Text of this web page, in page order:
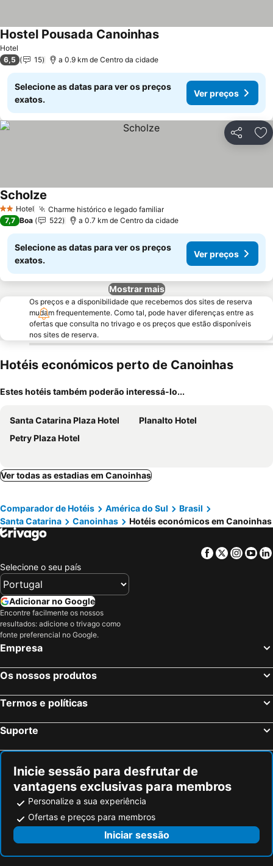
Hotel
Hostel Pousada CanoinhasVer preços
6,5 15 a 0.9 km de Centro da cidade
Selecione as datas para ver os preços
exatos.
Ver preços
Partilhar
2 Estrelas
Hotel Charme histórico e legado familiarVer preços
Scholze
7,7 Boa 522 a 0.7 km de Centro da cidade
Selecione as datas para ver os preços
exatos.
Ver preços
Mostrar mais
Os preços e a disponibilidade que recebemos dos sites de reserva
mudam frequentemente. Como tal, pode haver diferenças entre as
ofertas que consulta no trivago e os preços que estão disponíveis
nos sites de reserva.
Hotéis económicos perto de Canoinhas
Estes hotéis também poderão interessá-lo...
Santa Catarina Plaza Hotel
Planalto Hotel
Petry Plaza Hotel
Ver todas as estadias em Canoinhas
Comparador de Hotéis América do Sul
Brasil
Santa Catarina
Canoinhas Hotéis económicos em Canoinhas
Facebook
Twitter
Selecione o seu país
Adicionar no Google
Encontre facilmente os nossos
resultados: adicione o trivago como
fonte preferencial no Google.
Empresa
Os nossos produtos
Termos e políticas
Suporte
Inicie sessão para desfrutar de
vantagens exclusivas para membros
Personalize a sua experiência
Ofertas e preços para membros
Iniciar sessão